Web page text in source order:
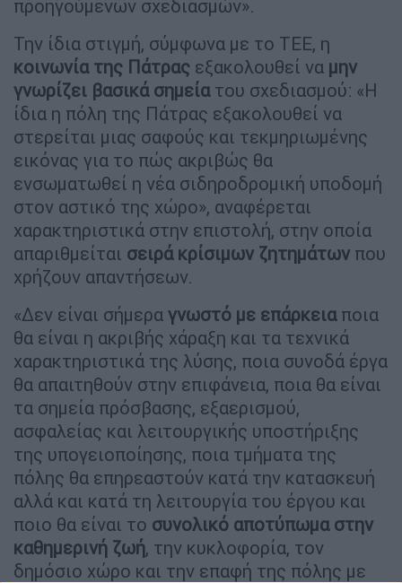
προηγούμενων σχεδιασμών».
Την ίδια στιγμή, σύμφωνα με το ΤΕΕ, η
κοινωνία της Πάτρας εξακολουθεί να μην
γνωρίζει βασικά σημείατου σχεδιασμού: «Η
ίδια η πόλη της Πάτρας εξακολουθεί να
στερείται μιας σαφούς και τεκμηριωμένης
εικόνας για το πώς ακριβώς θα
ενσωματωθεί η νέα σιδηροδρομική υποδομή
στον αστικό της χώρο», αναφέρεται
χαρακτηριστικά στην επιστολή, στην οποία
απαριθμείται σειρά κρίσιμων ζητημάτων που
χρήζουν απαντήσεων.
«Δεν είναι σήμερα γνωστό με επάρκειαποια
θα είναι η ακριβής χάραξη και τα τεχνικά
χαρακτηριστικά της λύσης, ποια συνοδά έργα
θα απαιτηθούν στην επιφάνεια, ποια θα είναι
τα σημεία πρόσβασης, εξαερισμού,
ασφαλείας και λειτουργικής υποστήριξης
της υπογειοποίησης, ποια τμήματα της
πόλης θα επηρεαστούν κατά την κατασκευή
αλλά και κατά τη λειτουργία του έργου και
ποιο θα είναι το συνολικό αποτύπωμα στην
καθημερινή ζωή, την κυκλοφορία, τον
δημόσιο χώρο και την επαφή της πόλης με